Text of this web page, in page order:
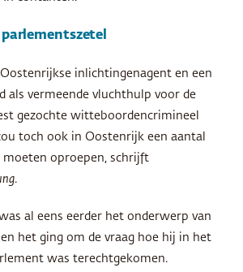
inlichtingenagent en een
als vermeende vluchthulp voor de
gezochte witteboordencrimineel
toch ook in Oostenrijk een aantal
moeten oproepen, schrijft
.
al eens eerder het onderwerp van
het ging om de vraag hoe hij in het
was terechtgekomen.